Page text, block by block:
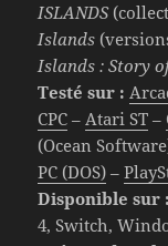
ISLANDS
Islands
Islands : Story
Testé sur :
CPC –Atari ST –
(Ocean
PC (DOS) –
Disponible sur :
4, Switch,